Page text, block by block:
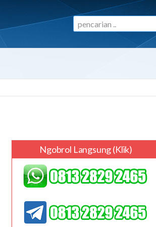
Ngobrol Langsung (klik)